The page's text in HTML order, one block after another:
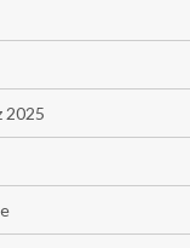
2025